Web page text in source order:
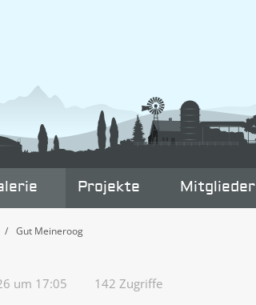
Projekte Mitglieder
Gut Meineroog
um 17:05 142 Zugriffe